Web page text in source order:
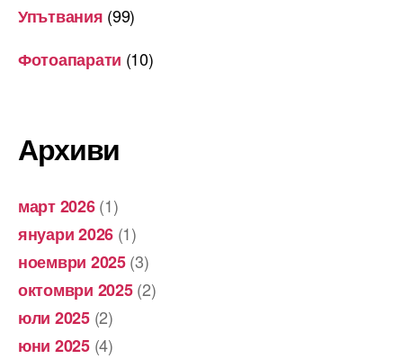
Упътвания (99)
Фотоапарати (10)
Архиви
март 2026(1)
януари 2026 (1)
ноември 2025(3)
октомври 2025(2)
юли 2025(2)
юни 2025(4)